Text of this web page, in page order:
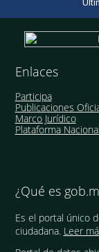
Enlaces
Participa
Publicaciones
Marco Jurídico
Plataforma
¿Qué es
Es el portal único
ciudadana. Leer